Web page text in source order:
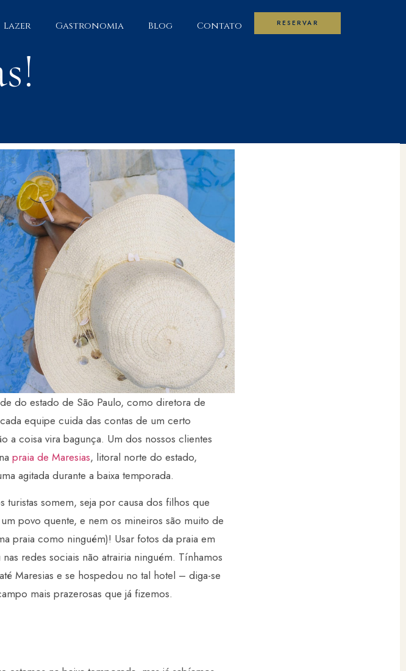
Lazer Gastronomia Blog Contato RESERVAR
do estado de São Paulo, como diretora de
equipe cuida das contas de um certo
a coisa vira bagunça. Um dos nossos clientes
praia de Maresias, litoral norte do estado,
agitada durante a baixa temporada.
turistas somem, seja por causa dos filhos que
povo quente, e nem os mineiros são muito de
praia como ninguém)! Usar fotos da praia em
redes sociais não atrairia ninguém. Tínhamos
Maresias e se hospedou no tal hotel – diga-se
mais prazerosas que já fizemos.